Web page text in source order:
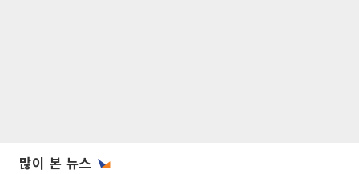
많이 본 뉴스